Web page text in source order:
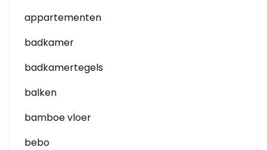
appartementen
badkamer
badkamertegels
balken
bamboe vloer
bebo